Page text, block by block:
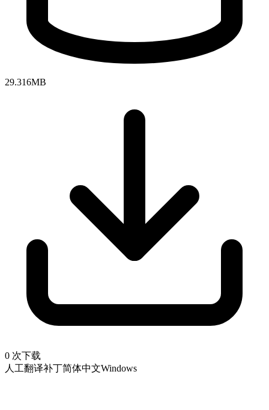
29.316MB
0 次下载
人工翻译补丁简体中文Windows